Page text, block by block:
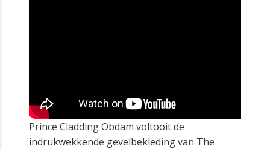
Prince Cladding Obdam voltooit de
indrukwekkende gevelbekleding van The